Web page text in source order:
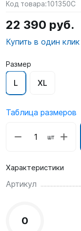
Код товара:101350C
22 390 руб.
Купить в один клик
Размер
L XL
Таблица размеров
шт
Характеристики
Артикул
0